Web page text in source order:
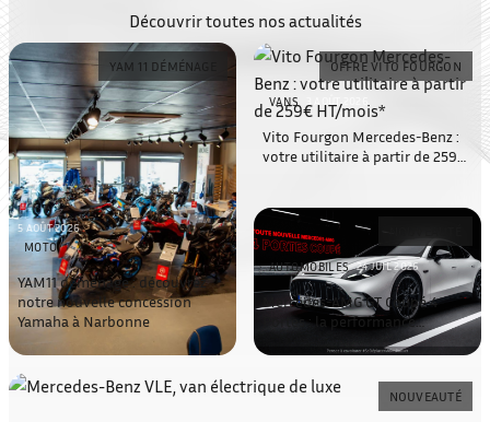
Découvrir toutes nos actualités
YAM 11 DÉMÉNAGE
MOTO
5 AOÛT 2026
YAM11 déménage : découvrez
notre nouvelle concession
Yamaha à Narbonne
OFFRE VITO FOURGON
VANS
Vito Fourgon Mercedes-Benz :
votre utilitaire à partir de 259€
AUTOMOBILES 24 JUIL 2026
Mercedes-AMG GT Coupé 4
Portes : la performance
électrique entre dans une
nouvelle dimension
NOUVEAUTÉ